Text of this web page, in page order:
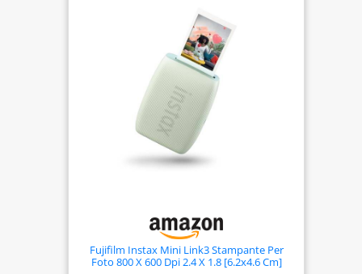
Fujifilm Instax Mini Link3 Stampante Per
Foto 800 X 600 Dpi 2.4 X 1.8 [6.2x4.6 Cm]